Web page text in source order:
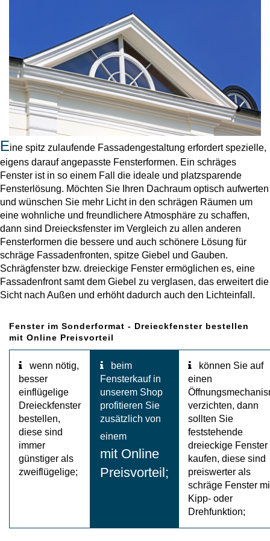
Holzfenster
Holz-Alu Fenster
Brandschutzfenster
Bogenfenster
Durchreichefenster
Klappfenster
Loftfenster
Nach aussen öffnende
Niederländische Fenster
Renovationsfenster
Holzbalkontüren
Balkontür konfigurieren
WEITERE BALKONTÜREN
Abschließbare Balkontüren
Nach aussen öffnende Balkontüren
Hebeschiebetüren
Faltschiebetüren
Hebeschiebetüren Aluminium
Hebeschiebetüren Kunststoff
Hebeschiebetüren Holz
Hebeschiebetüren Holz-Alu
FALTSCHIEBETÜREN NACH MATERIAL
Faltschiebetüren Aluminium
Faltschiebetüren Holz
PVC-Haustüren
Haustür konfigurieren
WEITERE TÜREN
Brand- / Rauchschutztüren
Haustüren mit Seitenteil
Kellertüren
Modell-Haustüren
Nebeneinganstüren
Pivottüren
Unterputzraffstoren
Unterputzrollläden
Vorbaurollläden
Rollläden konfigurieren
Rollläden Übersicht
Raffstoren Übersicht
Sektionaltor Konfigurieren
MARKEN & VARIANTEN
Drutex Sektionaltore
Krispol Sektionaltore
Sektionaltore mit Schlupftüre
Sektionaltor Farben und Dekore
Rolltore
Winkelprofile
Blendrahmenverbreiterungen
Fensterbänke
Fensterbankanschlussprofile
Fensterscheiben
Rollladenzubehör
Produktkataloge
Schnittzeichnungen Suche
Fenster Wiki
Fachbegriffe Lexikon
Anleitungen
Erklärvideos
Energiesparfenster
Sicherheitsfenster
Schallschutzfenster
Dreiecksfenster
Eine spitz zulaufende Fassadengestaltung erfordert spezielle,
eigens darauf angepasste Fensterformen. Ein schräges
Fenster ist in so einem Fall die ideale und platzsparende
Fensterlösung. Möchten Sie Ihren Dachraum optisch aufwerten
und wünschen Sie mehr Licht in den schrägen Räumen um
eine wohnliche und freundlichere Atmosphäre zu schaffen,
dann sind Dreiecksfenster im Vergleich zu allen anderen
Fensterformen die bessere und auch schönere Lösung für
schräge Fassadenfronten, spitze Giebel und Gauben.
Schrägfenster bzw. dreieckige Fenster ermöglichen es, eine
Fassadenfront samt dem Giebel zu verglasen, das erweitert die
Sicht nach Außen und erhöht dadurch auch den Lichteinfall.
Fenster im Sonderformat - Dreieckfenster bestellen
mit Online Preisvorteil
wenn nötig,
besser
einflügelige
Dreieckfenster
bestellen,
diese sind
immer
günstiger als
zweiflügelige;
beim
Fensterkauf in
unserem Shop
profitieren Sie
zusätzlich von
einem
mit Online
Preisvorteil;
können Sie auf
einen
verzichten, dann
sollten Sie
feststehende
dreieckige Fenster
kaufen, diese sind
preiswerter als
schräge Fenster
Kipp- oder
Drehfunktion;